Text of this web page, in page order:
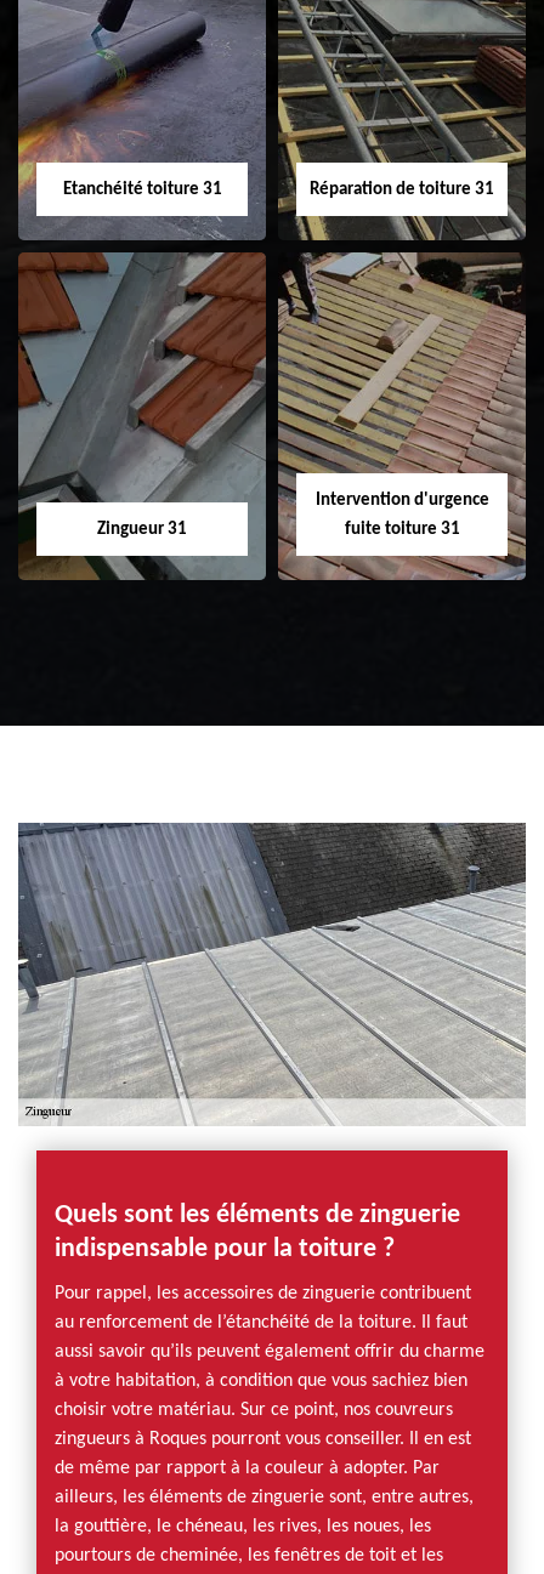
Peinture sur tuile
31
Nettoyage
demoussage de
toiture 31
Etanchéité toiture 31
Etanchéité toiture
31
Réparation de toiture 31
Réparation de
toiture 31
Zingueur 31
Intervention d'urgence
fuite toiture 31
Quels sont les éléments de zinguerie
indispensable pour la toiture ?
Pour rappel, les accessoires de zinguerie contribuent
au renforcement de l’étanchéité de la toiture. Il faut
aussi savoir qu’ils peuvent également offrir du charme
à votre habitation, à condition que vous sachiez bien
choisir votre matériau. Sur ce point, nos couvreurs
zingueurs à Roques pourront vous conseiller. Il en est
de même par rapport à la couleur à adopter. Par
ailleurs, les éléments de zinguerie sont, entre autres,
la gouttière, le chéneau, les rives, les noues, les
pourtours de cheminée, les fenêtres de toit et les